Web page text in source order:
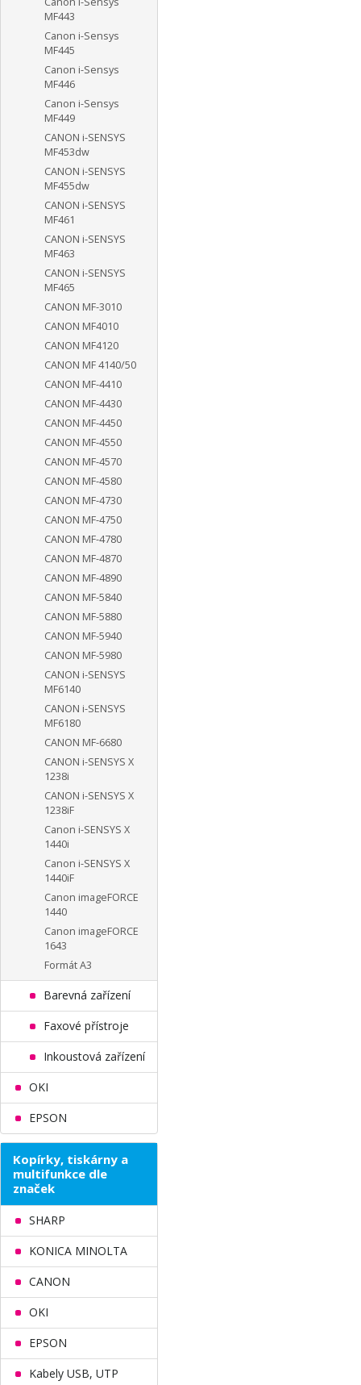
MF443
Canon i-Sensys
MF445
Canon i-Sensys
MF446
Canon i-Sensys
MF449
CANON i-SENSYS
MF453dw
CANON i-SENSYS
MF455dw
CANON i-SENSYS
MF461
CANON i-SENSYS
MF463
CANON i-SENSYS
MF465
CANON MF-3010
CANON MF4010
CANON MF4120
CANON MF 4140/50
CANON MF-4410
CANON MF-4430
CANON MF-4450
CANON MF-4550
CANON MF-4570
CANON MF-4580
CANON MF-4730
CANON MF-4750
CANON MF-4780
CANON MF-4870
CANON MF-4890
CANON MF-5840
CANON MF-5880
CANON MF-5940
CANON MF-5980
CANON i-SENSYS
MF6140
CANON i-SENSYS
MF6180
CANON MF-6680
CANON i-SENSYS X
1238i
CANON i-SENSYS X
1238iF
Canon i-SENSYS X
1440i
Canon i-SENSYS X
1440iF
Canon imageFORCE
1440
Canon imageFORCE
1643
Formát A3
Barevná zařízení
Faxové přístroje
Inkoustová zařízení
OKI
EPSON
Kopírky, tiskárny a
multifunkce dle
značek
SHARP
KONICA MINOLTA
CANON
OKI
EPSON
Kabely USB, UTP